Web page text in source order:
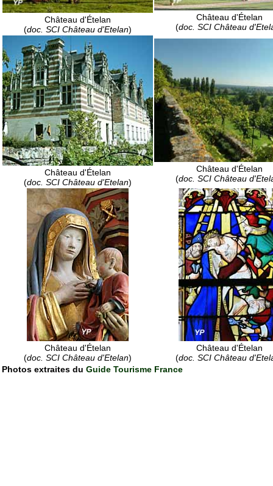
Château d'Ételan
(doc. SCI Château d'Etelan)
Château d'Ételan
(doc. SCI Château
Château d'Ételan
(doc. SCI Château d'Etelan)
Château d'Ételan
(doc. SCI Château
Château d'Ételan
(doc. SCI Château d'Etelan)
Château d'Ételan
(doc. SCI Château
Photos extraites du Guide Tourisme France